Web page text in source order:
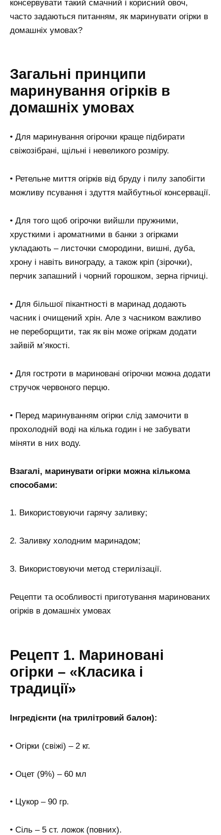
консервувати такий смачний і корисний овоч,
часто задаються питанням, як маринувати огірки в
домашніх умовах?
Загальні принципи
маринування огірків в
домашніх умовах
• Для маринування огірочки краще підбирати
свіжозібрані, щільні і невеликого розміру.
• Ретельне миття огірків від бруду і пилу запобігти
можливу псування і здуття майбутньої консервації.
• Для того щоб огірочки вийшли пружними,
хрусткими і ароматними в банки з огірками
укладають – листочки смородини, вишні, дуба,
хрону і навіть винограду, а також кріп (зірочки),
перчик запашний і чорний горошком, зерна гірчиці.
• Для більшої пікантності в маринад додають
часник і очищений хрін. Але з часником важливо
не переборщити, так як він може огіркам додати
зайвій м’якості.
• Для гостроти в мариновані огірочки можна додати
стручок червоного перцю.
• Перед маринуванням огірки слід замочити в
прохолодній воді на кілька годин і не забувати
міняти в них воду.
Взагалі, маринувати огірки можна кількома
способами:
1. Використовуючи гарячу заливку;
2. Заливку холодним маринадом;
3. Використовуючи метод стерилізації.
Рецепти та особливості приготування маринованих
огірків в домашніх умовах
Рецепт 1. Мариновані
огірки – «Класика і
традиції»
Інгредієнти (на трилітровий балон):
• Огірки (свіжі) – 2 кг.
• Оцет (9%) – 60 мл
• Цукор – 90 гр.
• Сіль – 5 ст. ложок (повних).